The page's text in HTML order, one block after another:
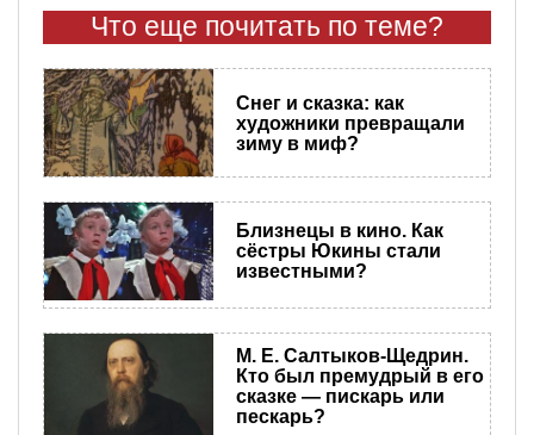
Что еще почитать по теме?
Снег и сказка: как
художники превращали
зиму в миф?
Близнецы в кино. Как
сёстры Юкины стали
известными?
М. Е. Салтыков-Щедрин.
Кто был премудрый в его
сказке — пискарь или
пескарь?